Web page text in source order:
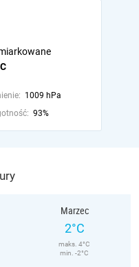
1009 hPa
93%
Marzec
2°C
maks. 4°C
min. -2°C